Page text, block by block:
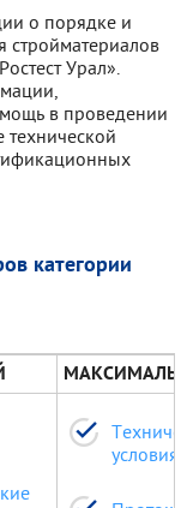
о порядке и
стройматериалов
Урал».
в проведении
технической
категории
условия